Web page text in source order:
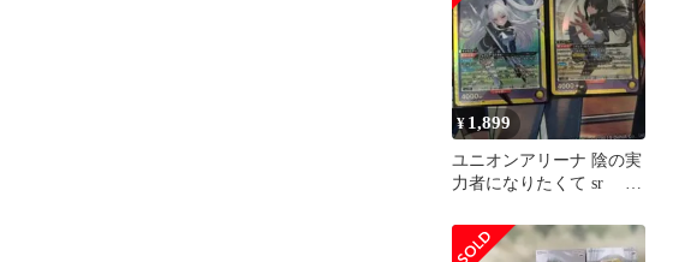
¥ 1,899
ユニオンアリーナ 陰の実
力者になりたくて sr ま